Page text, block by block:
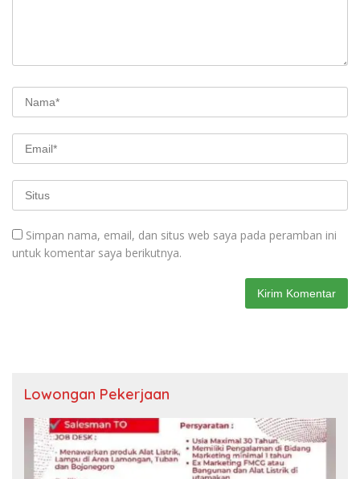
Simpan nama, email, dan situs web saya pada peramban ini
untuk komentar saya berikutnya.
Lowongan Pekerjaan